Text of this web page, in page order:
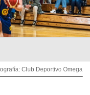
Club Deportivo Omega